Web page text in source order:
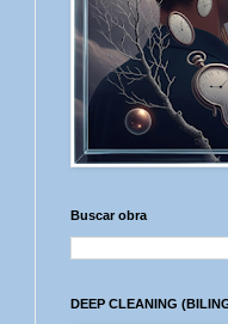
Buscar obra
DEEP CLEANING